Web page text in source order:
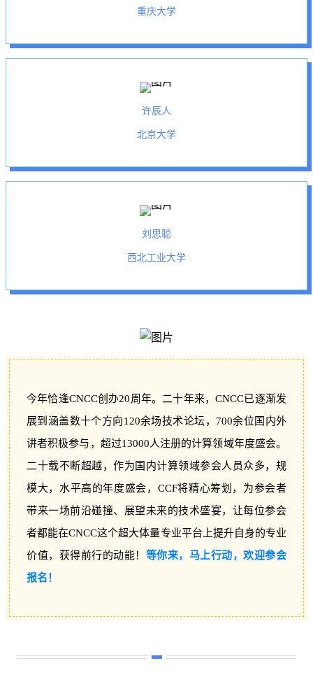
重庆大学
许辰人
北京大学
刘思聪
西北工业大学
今年恰逢CNCC创办20周年。二十年来，CNCC已逐渐发
展到涵盖数十个方向120余场技术论坛，700余位国内外
讲者积极参与，超过13000人注册的计算领域年度盛会。
二十载不断超越，作为国内计算领域参会人员众多，规
模大，水平高的年度盛会，CCF将精心筹划，为参会者
带来一场前沿碰撞、展望未来的技术盛宴，让每位参会
者都能在CNCC这个超大体量专业平台上提升自身的专业
价值，获得前行的动能！ 等你来，马上行动，欢迎参会
报名！